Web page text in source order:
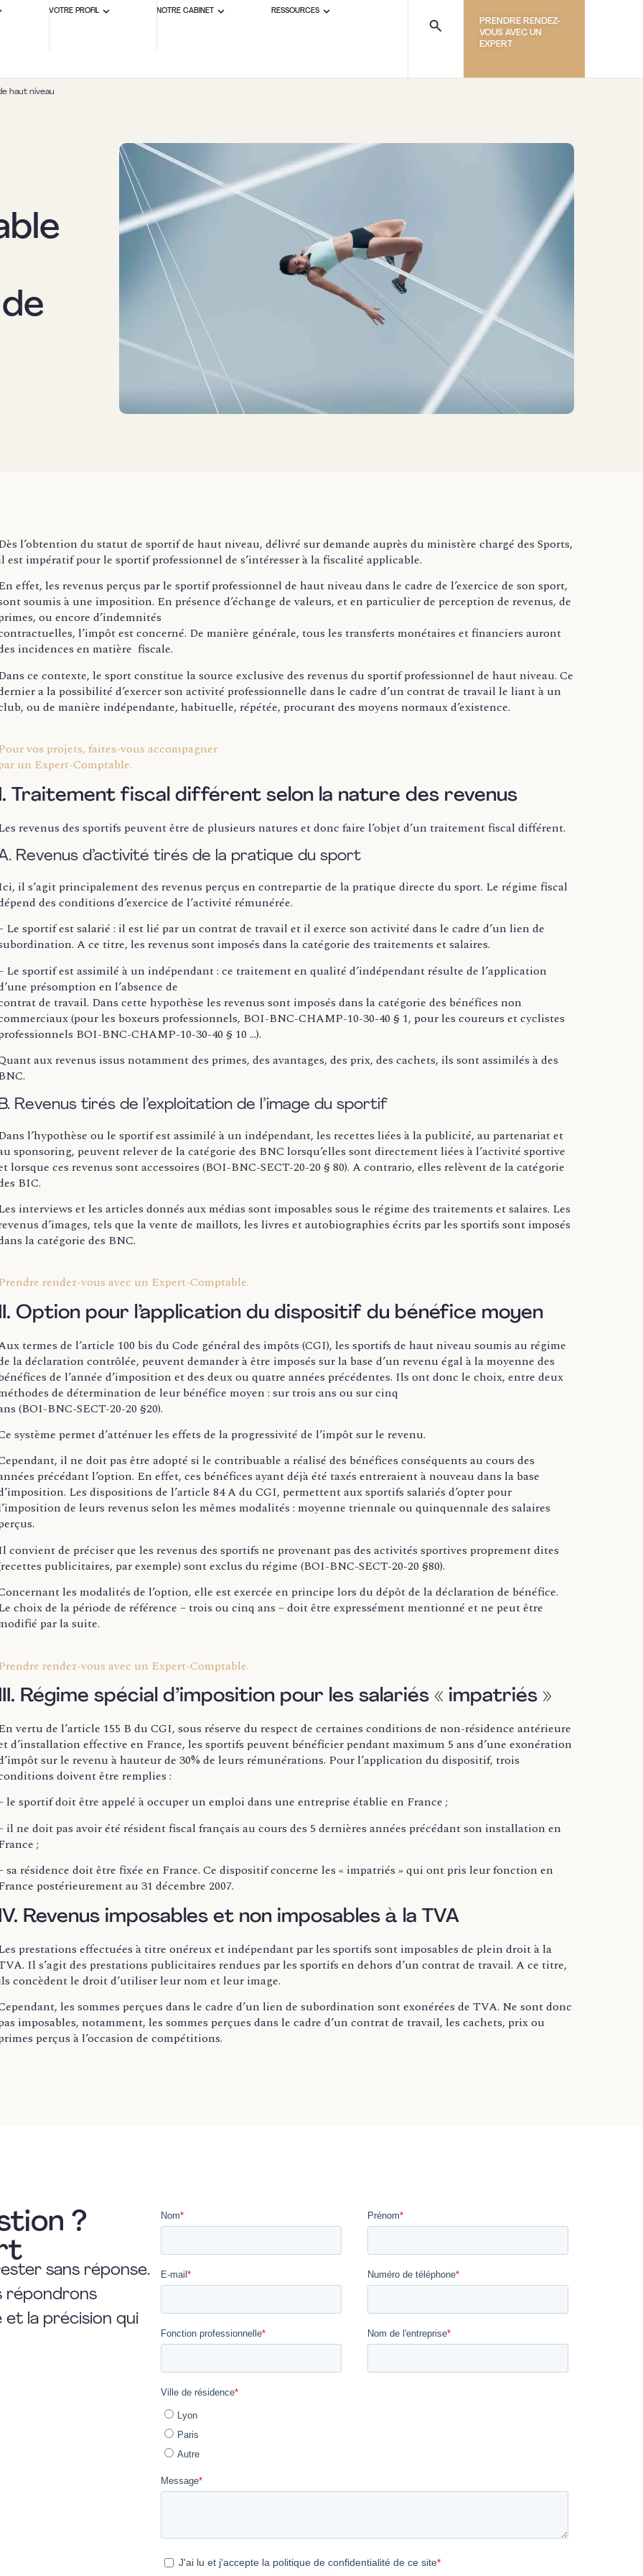
VOTRE PROFIL NOTRE CABINET RESSOURCES
PRENDRE RENDEZ-
VOUS AVEC UN
EXPERT
haut niveau
l’obtention du statut de sportif de haut niveau, délivré sur demande auprès du ministère chargé des Sports,
est impératif pour le sportif professionnel de s’intéresser à la fiscalité applicable.
effet, les revenus perçus par le sportif professionnel de haut niveau dans le cadre de l’exercice de son sport,
soumis à une imposition. En présence d’échange de valeurs, et en particulier de perception de revenus, de
ou encore d’indemnités
l’impôt est concerné. De manière générale, tous les transferts monétaires et financiers auront
incidences en matière fiscale.
ce contexte, le sport constitue la source exclusive des revenus du sportif professionnel de haut niveau. Ce
a la possibilité d’exercer son activité professionnelle dans le cadre d’un contrat de travail le liant à un
ou de manière indépendante, habituelle, répétée, procurant des moyens normaux d’existence.
vos projets, faites-vous accompagner
un Expert-Comptable.
Traitement fiscal différent selon la nature des revenus
revenus des sportifs peuvent être de plusieurs natures et donc faire l’objet d’un traitement fiscal différent.
Revenus d’activité tirés de la pratique du sport
il s’agit principalement des revenus perçus en contrepartie de la pratique directe du sport. Le régime fiscal
des conditions d’exercice de l’activité rémunérée.
Le sportif est salarié : il est lié par un contrat de travail et il exerce son activité dans le cadre d’un lien de
A ce titre, les revenus sont imposés dans la catégorie des traitements et salaires.
Le sportif est assimilé à un indépendant : ce traitement en qualité d’indépendant résulte de l’application
présomption en l’absence de
de travail. Dans cette hypothèse les revenus sont imposés dans la catégorie des bénéfices non
(pour les boxeurs professionnels, BOI-BNC-CHAMP-10-30-40 § 1, pour les coureurs et cyclistes
BOI-BNC-CHAMP-10-30-40 § 10 …).
aux revenus issus notamment des primes, des avantages, des prix, des cachets, ils sont assimilés à des
B. Revenus tirés de l’exploitation de l’image du sportif
l’hypothèse ou le sportif est assimilé à un indépendant, les recettes liées à la publicité, au partenariat et
sponsoring, peuvent relever de la catégorie des BNC lorsqu’elles sont directement liées à l’activité sportive
lorsque ces revenus sont accessoires (BOI-BNC-SECT-20-20 § 80). A contrario, elles relèvent de la catégorie
BIC.
interviews et les articles donnés aux médias sont imposables sous le régime des traitements et salaires. Les
d’images, tels que la vente de maillots, les livres et autobiographies écrits par les sportifs sont imposés
la catégorie des BNC.
rendez-vous avec un Expert-Comptable.
Option pour l’application du dispositif du bénéfice moyen
termes de l’article 100 bis du Code général des impôts (CGI), les sportifs de haut niveau soumis au régime
la déclaration contrôlée, peuvent demander à être imposés sur la base d’un revenu égal à la moyenne des
de l’année d’imposition et des deux ou quatre années précédentes. Ils ont donc le choix, entre deux
de détermination de leur bénéfice moyen : sur trois ans ou sur cinq
(BOI-BNC-SECT-20-20 §20).
système permet d’atténuer les effets de la progressivité de l’impôt sur le revenu.
il ne doit pas être adopté si le contribuable a réalisé des bénéfices conséquents au cours des
précédant l’option. En effet, ces bénéfices ayant déjà été taxés entreraient à nouveau dans la base
Les dispositions de l’article 84 A du CGI, permettent aux sportifs salariés d’opter pour
de leurs revenus selon les mêmes modalités : moyenne triennale ou quinquennale des salaires
convient de préciser que les revenus des sportifs ne provenant pas des activités sportives proprement dites
publicitaires, par exemple) sont exclus du régime (BOI-BNC-SECT-20-20 §80).
les modalités de l’option, elle est exercée en principe lors du dépôt de la déclaration de bénéfice.
choix de la période de référence – trois ou cinq ans – doit être expressément mentionné et ne peut être
par la suite.
rendez-vous avec un Expert-Comptable.
Régime spécial d’imposition pour les salariés « impatriés »
vertu de l’article 155 B du CGI, sous réserve du respect de certaines conditions de non-résidence antérieure
d’installation effective en France, les sportifs peuvent bénéficier pendant maximum 5 ans d’une exonération
sur le revenu à hauteur de 30% de leurs rémunérations. Pour l’application du dispositif, trois
doivent être remplies :
le sportif doit être appelé à occuper un emploi dans une entreprise établie en France ;
il ne doit pas avoir été résident fiscal français au cours des 5 dernières années précédant son installation en
;
sa résidence doit être fixée en France. Ce dispositif concerne les « impatriés » qui ont pris leur fonction en
postérieurement au 31 décembre 2007.
Revenus imposables et non imposables à la TVA
prestations effectuées à titre onéreux et indépendant par les sportifs sont imposables de plein droit à la
Il s’agit des prestations publicitaires rendues par les sportifs en dehors d’un contrat de travail. A ce titre,
concèdent le droit d’utiliser leur nom et leur image.
les sommes perçues dans le cadre d’un lien de subordination sont exonérées de TVA. Ne sont donc
imposables, notamment, les sommes perçues dans le cadre d’un contrat de travail, les cachets, prix ou
perçus à l’occasion de compétitions.
?
sans réponse.
répondrons
la précision qui